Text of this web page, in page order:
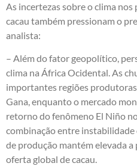
As incertezas sobre o clima
cacau também pressionam o
analista:
– Além do fator geopolítico,
clima na África Ocidental. As
importantes regiões
Gana, enquanto o mercado
retorno do fenômeno El Niño
combinação entre instabilidade
de produção mantém elevada a
oferta global de cacau.